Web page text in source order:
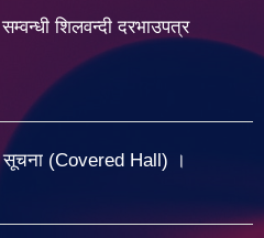
शिलवन्दी दरभाउपत्र
सूचना (Covered Hall) ।